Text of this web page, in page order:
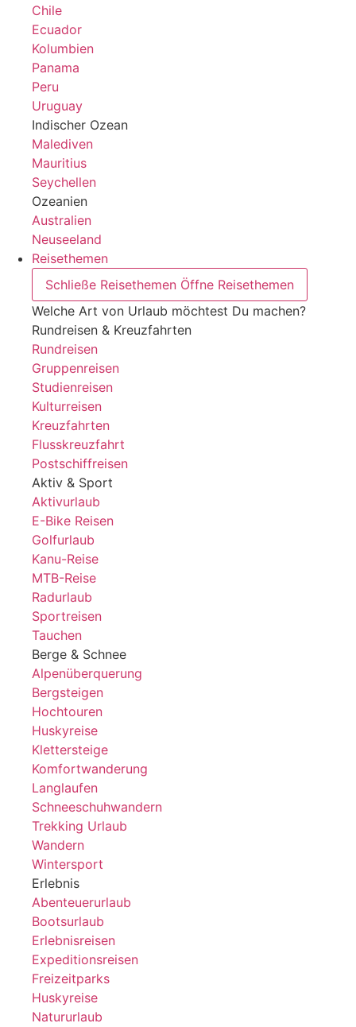
Chile
Ecuador
Kolumbien
Panama
Peru
Uruguay
Indischer Ozean
Malediven
Mauritius
Seychellen
Ozeanien
Australien
Neuseeland
Reisethemen
Schließe Reisethemen Öffne Reisethemen
Welche Art von Urlaub möchtest Du machen?
Rundreisen & Kreuzfahrten
Rundreisen
Gruppenreisen
Studienreisen
Kulturreisen
Kreuzfahrten
Flusskreuzfahrt
Postschiffreisen
Aktiv & Sport
Aktivurlaub
E-Bike Reisen
Golfurlaub
Kanu-Reise
MTB-Reise
Radurlaub
Sportreisen
Tauchen
Berge & Schnee
Alpenüberquerung
Bergsteigen
Hochtouren
Huskyreise
Klettersteige
Komfortwanderung
Langlaufen
Schneeschuhwandern
Trekking Urlaub
Wandern
Wintersport
Erlebnis
Abenteuerurlaub
Bootsurlaub
Erlebnisreisen
Expeditionsreisen
Freizeitparks
Huskyreise
Natururlaub